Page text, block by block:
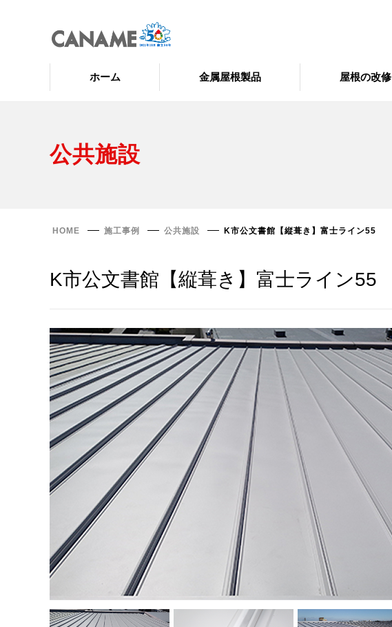
ホーム 金属屋根製品 屋根の改修
公共施設
HOME 施工事例 公共施設 K市公文書館【縦葺き】富士ライン55
K市公文書館【縦葺き】富士ライン55